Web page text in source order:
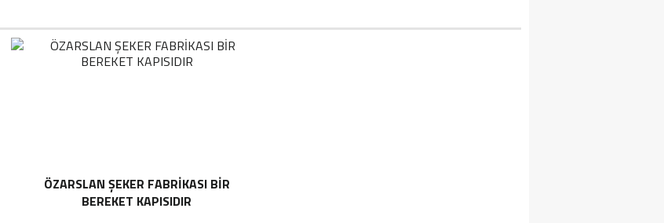
ÖZARSLAN ŞEKER FABRİKASI BİR
BEREKET KAPISIDIR